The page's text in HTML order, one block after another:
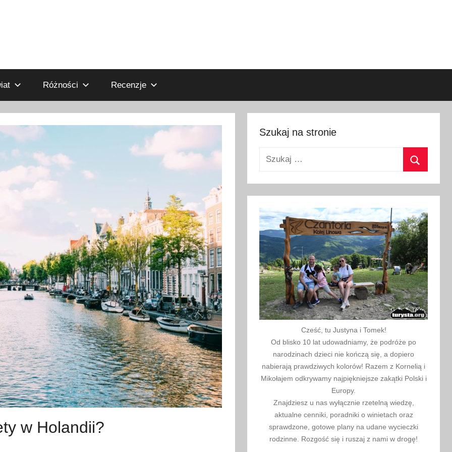
Różności Recenzje
w Holandii?
Szukaj na stronie
Szukaj:
Cześć, tu Justyna i Tomek!
Od blisko 10 lat udowadniamy, że podróże po
narodzinach dzieci nie kończą się, a dopiero
nabierają prawdziwych kolorów! Razem z Kornelią i
Mikołajem odkrywamy najpiękniejsze zakątki Polski i
Europy.
Znajdziesz u nas wyłącznie rzetelną wiedzę,
aktualne cenniki, poradniki o winietach oraz
sprawdzone, gotowe plany na udane wycieczki
rodzinne. Rozgość się i ruszaj z nami w drogę!